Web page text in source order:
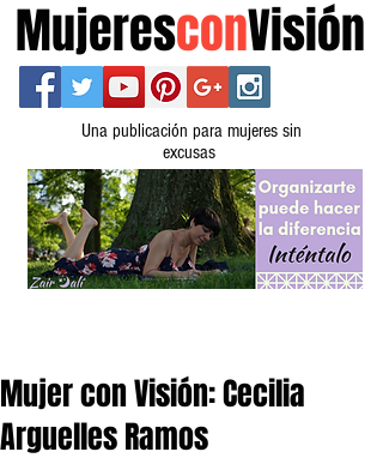
MujeresconVisión
Una publicación para mujeres sin
excusas
Mujer con Visión: Cecilia
Arguelles Ramos